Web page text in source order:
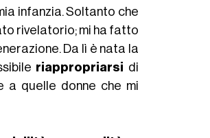
infanzia. Soltanto che
rivelatorio; mi ha fatto
Da lì è nata la
riappropriarsi di
a quelle donne che mi